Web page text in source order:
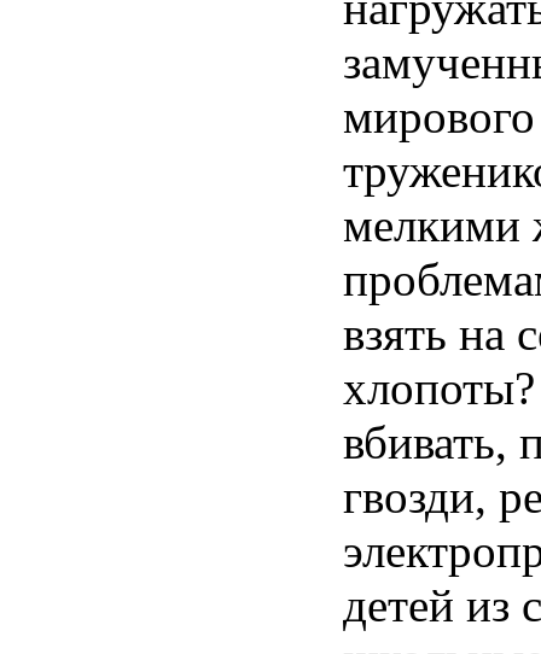
мелкими
взять на
вбивать,
гвозди,
детей из